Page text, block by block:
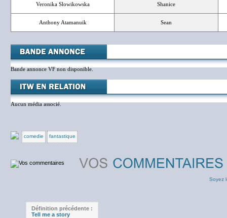
Veronika Slowikowska Shanice
Anthony Atamanuik Sean
Bande annonce VF non disponible.
Aucun média associé.
comedie fantastique
Soyez
Définition précédente :
Tell me a story